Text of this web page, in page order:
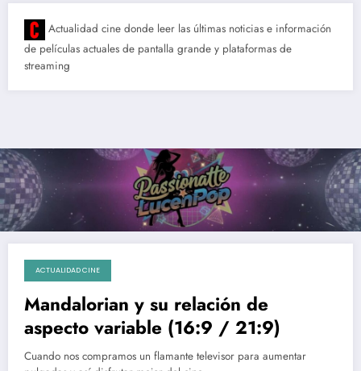
Actualidad cine donde leer las últimas noticias e información
de películas actuales de pantalla grande y plataformas de
streaming
01/03/2021
ACTUALIDAD CINE
Mandalorian y su relación de
aspecto variable (16:9 / 21:9)
Cuando nos compramos un flamante televisor para aumentar